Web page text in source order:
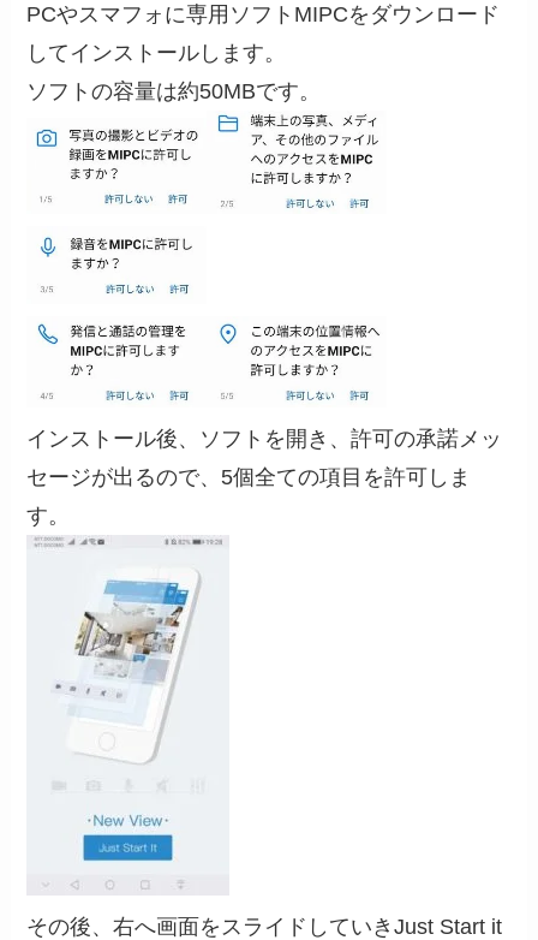
PCやスマフォに専用ソフトMIPCをダウンロード
してインストールします。
ソフトの容量は約50MBです。
インストール後、ソフトを開き、許可の承諾メッ
セージが出るので、5個全ての項目を許可しま
す。
その後、右へ画面をスライドしていきJust Start it